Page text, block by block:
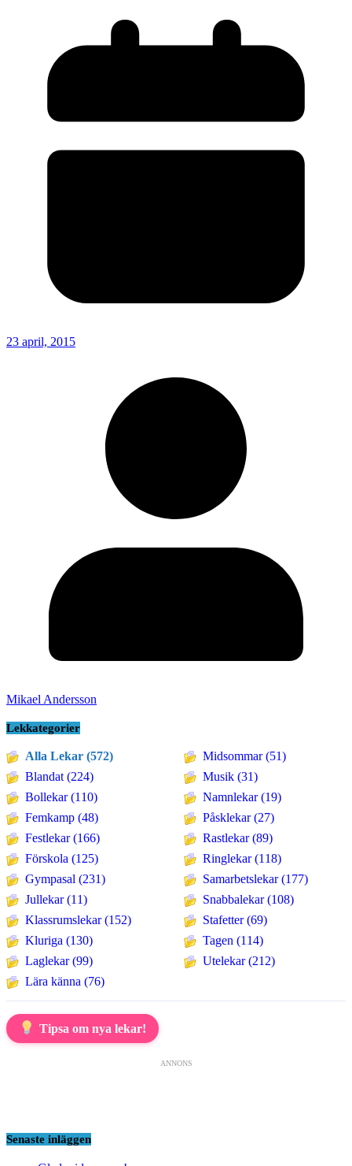
23 april, 2015
Mikael Andersson
Lekkategorier
Alla Lekar (572)
Blandat (224)
Bollekar (110)
Femkamp (48)
Festlekar (166)
Förskola (125)
Gympasal (231)
Jullekar (11)
Klassrumslekar (152)
Kluriga (130)
Laglekar (99)
Lära känna (76)
Midsommar (51)
Musik (31)
Namnlekar (19)
Påsklekar (27)
Rastlekar (89)
Ringlekar (118)
Samarbetslekar (177)
Snabbalekar (108)
Stafetter (69)
Tagen (114)
Utelekar (212)
Tipsa om nya lekar!
ANNONS
Senaste inläggen